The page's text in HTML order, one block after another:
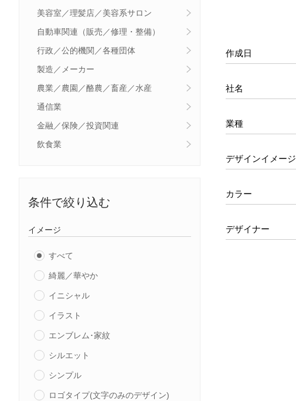
美容室／理髪店／美容系サロン
自動車関連（販売／修理・整備）
行政／公的機関／各種団体
製造／メーカー
農業／農園／酪農／畜産／水産
通信業
金融／保険／投資関連
飲食業
条件で絞り込む
イメージ
すべて
綺麗／華やか
イニシャル
イラスト
エンブレム･家紋
シルエット
シンプル
ロゴタイプ(文字のみのデザイン)
作成日
社名
業種
デザインイメージ
カラー
デザイナー